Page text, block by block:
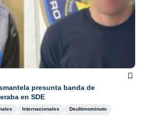
presunta banda de
en SDE
Internacionales
Deultimominuto